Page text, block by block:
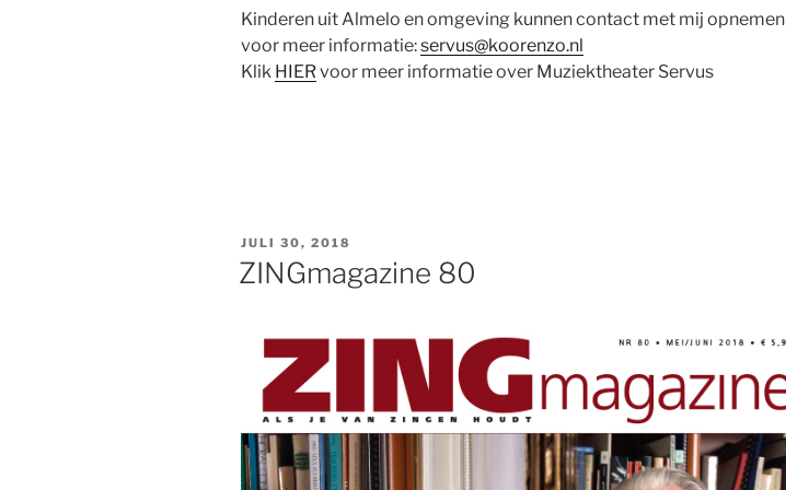
Kinderen uit Almelo en omgeving kunnen contact met mij opnemen
voor meer informatie:servus@koorenzo.nl
Klik HIERvoor meer informatie over Muziektheater Servus
GEPLAATST
OP
JULI 30, 2018
ZINGmagazine 80